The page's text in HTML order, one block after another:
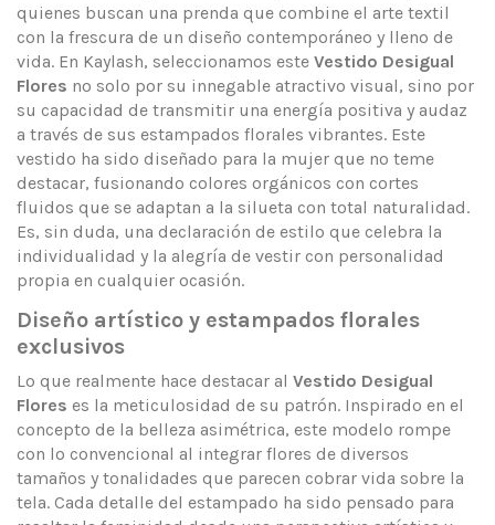
quienes buscan una prenda que combine el arte textil
con la frescura de un diseño contemporáneo y lleno de
vida. En Kaylash, seleccionamos este Vestido Desigual
Flores no solo por su innegable atractivo visual, sino por
su capacidad de transmitir una energía positiva y audaz
a través de sus estampados florales vibrantes. Este
vestido ha sido diseñado para la mujer que no teme
destacar, fusionando colores orgánicos con cortes
fluidos que se adaptan a la silueta con total naturalidad.
Es, sin duda, una declaración de estilo que celebra la
individualidad y la alegría de vestir con personalidad
propia en cualquier ocasión.
Diseño artístico y estampados florales
exclusivos
Lo que realmente hace destacar al Vestido Desigual
Flores es la meticulosidad de su patrón. Inspirado en el
concepto de la belleza asimétrica, este modelo rompe
con lo convencional al integrar flores de diversos
tamaños y tonalidades que parecen cobrar vida sobre la
tela. Cada detalle del estampado ha sido pensado para